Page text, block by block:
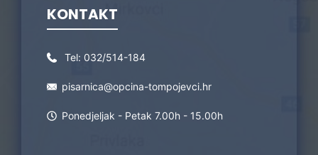
KONTAKT
Tel: 032/514-184
pisarnica@opcina-tompojevci.hr
Ponedjeljak - Petak 7.00h - 15.00h